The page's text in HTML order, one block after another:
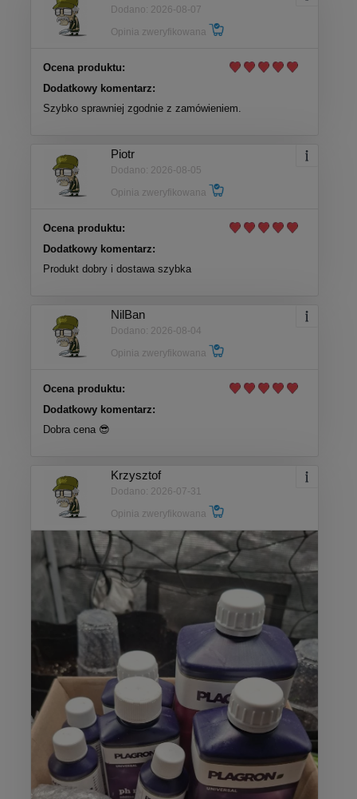
Dodano: 2026-08-07
Opinia zweryfikowana
Ocena produktu:
Dodatkowy komentarz:
Szybko sprawniej zgodnie z zamówieniem.
Piotr
Dodano: 2026-08-05
Opinia zweryfikowana
Ocena produktu:
Dodatkowy komentarz:
Produkt dobry i dostawa szybka
NilBan
Dodano: 2026-08-04
Opinia zweryfikowana
Ocena produktu:
Dodatkowy komentarz:
Dobra cena 😎
Krzysztof
Dodano: 2026-07-31
Opinia zweryfikowana